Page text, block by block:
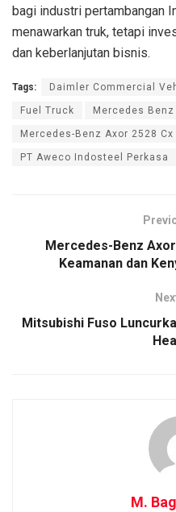
bagi industri pertambangan
menawarkan truk, tetapi
dan keberlanjutan bisnis.
Tags: Daimler Commercial
Fuel Truck Mercedes Benz
Mercedes-Benz Axor 2528 Cx
PT Aweco Indosteel Perkasa
Mercedes-Benz
Keamanan dan
Mitsubishi Fuso
M.